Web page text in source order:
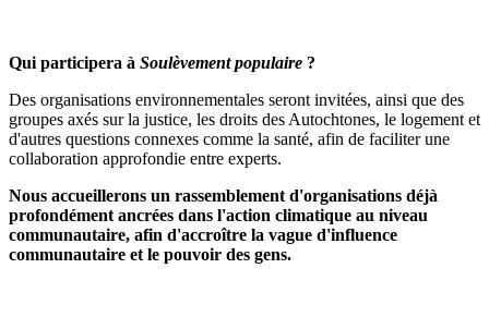
Qui participera à Soulèvement populaire ?
Des organisations environnementales seront invitées, ainsi que des
groupes axés sur la justice, les droits des Autochtones, le logement et
d'autres questions connexes comme la santé, afin de faciliter une
collaboration approfondie entre experts.
Nous accueillerons un rassemblement d'organisations déjà
profondément ancrées dans l'action climatique au niveau
communautaire, afin d'accroître la vague d'influence
communautaire et le pouvoir des gens.